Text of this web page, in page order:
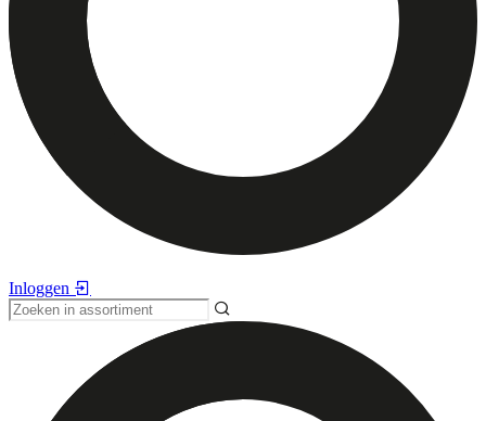
Inloggen